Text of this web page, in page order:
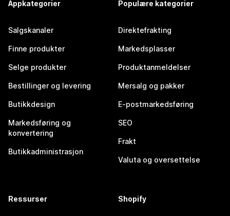
Appkategorier
Salgskanaler
Finne produkter
Selge produkter
Bestillinger og levering
Butikkdesign
Markedsføring og
konvertering
Butikkadministrasjon
Populære kategorier
Direktefrakting
Markedsplasser
Produktanmeldelser
Mersalg og pakker
E-postmarkedsføring
SEO
Frakt
Valuta og oversettelse
Ressurser Shopify